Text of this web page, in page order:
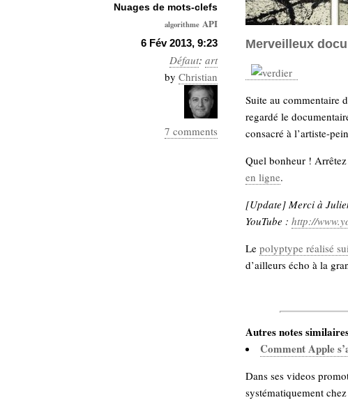
6 Fév 2013, 9:23
Défaut: art
by Christian
7 comments
Merveilleux
Suite au commentaire
regardé le
consacré à l’artiste-
Quel bonheur !
en ligne.
[Update] Merci à
YouTube : http://
Le polyptype réalisé
d’ailleurs écho à la
Autres notes
Comment Apple
Dans ses videos
systématiquement
Nuages de mots-clefs
algorithme API
Architecture
Ars-
Industrialis
business_model
cinéma